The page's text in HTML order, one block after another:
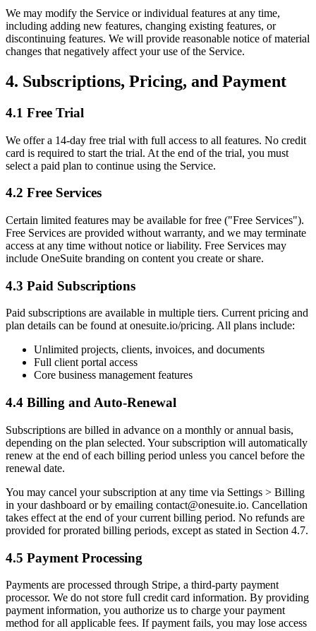
We may modify the Service or individual features at any time,
including adding new features, changing existing features, or
discontinuing features. We will provide reasonable notice of material
changes that negatively affect your use of the Service.
4. Subscriptions, Pricing, and Payment
4.1 Free Trial
We offer a 14-day free trial with full access to all features. No credit
card is required to start the trial. At the end of the trial, you must
select a paid plan to continue using the Service.
4.2 Free Services
Certain limited features may be available for free ("Free Services").
Free Services are provided without warranty, and we may terminate
access at any time without notice or liability. Free Services may
include OneSuite branding on content you create or share.
4.3 Paid Subscriptions
Paid subscriptions are available in multiple tiers. Current pricing and
plan details can be found at onesuite.io/pricing. All plans include:
Unlimited projects, clients, invoices, and documents
Full client portal access
Core business management features
4.4 Billing and Auto-Renewal
Subscriptions are billed in advance on a monthly or annual basis,
depending on the plan selected. Your subscription will automatically
renew at the end of each billing period unless you cancel before the
renewal date.
You may cancel your subscription at any time via Settings > Billing
in your dashboard or by emailing contact@onesuite.io. Cancellation
takes effect at the end of your current billing period. No refunds are
provided for prorated billing periods, except as stated in Section 4.7.
4.5 Payment Processing
Payments are processed through Stripe, a third-party payment
processor. We do not store full credit card information. By providing
payment information, you authorize us to charge your payment
method for all applicable fees. If payment fails, you may lose access